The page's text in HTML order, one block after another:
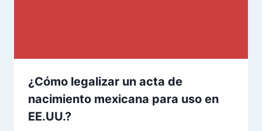
¿Cómo legalizar un acta de
nacimiento mexicana para uso en
EE.UU.?